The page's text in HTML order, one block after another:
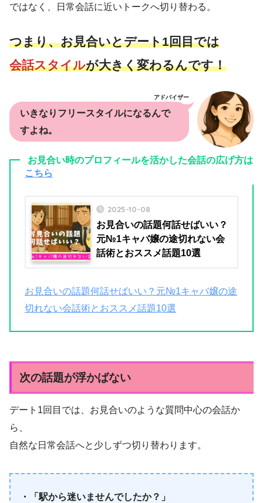
ではなく、日常会話に近いトークへ切り替わる。
つまり、お見合いとデート1回目では
会話スタイルが大きく変わるんです！
アドバイザー
いきなりフリースタイルになるんで
すよね。
お見合い時のプロフィールを活かした会話の広げ方は
こちら
2025-10-08
お見合いの話題何話せばいい？
元№1キャバ嬢の途切れない会
話術とおススメ話題10選
お見合いの話題何話せばいい？元№1キャバ嬢の途
切れない会話術とおススメ話題10選
次の話題が浮かばない
デート1回目では、お見合いのような質問中心の会話か
ら、
自然な日常会話へと少しずつ切り替わります。
・「駅から迷いませんでしたか？」